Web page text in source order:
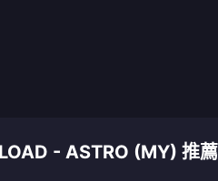
- ASTRO (MY) 推